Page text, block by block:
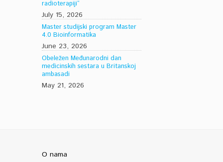
radioterapiji“
July 15, 2026
Master studijski program Master
4.0 Bioinformatika
June 23, 2026
Obeležen Međunarodni dan
medicinskih sestara u Britanskoj
ambasadi
May 21, 2026
O nama